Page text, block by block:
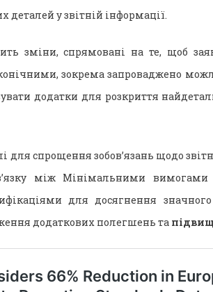
деталей у звітній інформації.
зміни, спрямовані на те, щоб
зокрема запроваджено
додатки для розкриття
для спрощення зобов’язань щодо
між Мінімальними вимогами
для досягнення
додаткових полегшень та